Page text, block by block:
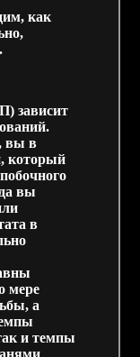
как
зависит
вы в
который
вы
в
мере
а
и темпы